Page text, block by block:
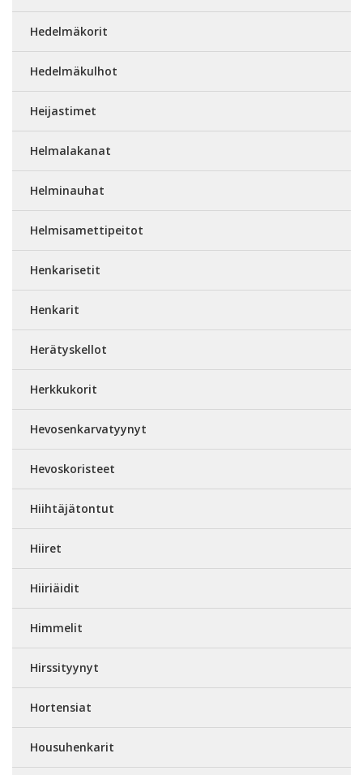
Hedelmäkorit
Hedelmäkulhot
Heijastimet
Helmalakanat
Helminauhat
Helmisamettipeitot
Henkarisetit
Henkarit
Herätyskellot
Herkkukorit
Hevosenkarvatyynyt
Hevoskoristeet
Hiihtäjätontut
Hiiret
Hiiriäidit
Himmelit
Hirssityynyt
Hortensiat
Housuhenkarit